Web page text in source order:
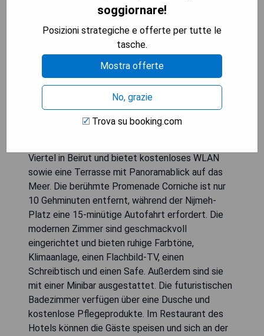
Viertel in Beirut und bietet kostenloses WLAN
sowie eine Terrasse mit Panoramablick auf das
Meer. Die berühmte Promenade Corniche ist nur
10 Gehminuten entfernt, während der Nijmeh-
Platz eine 15-minütige Autofahrt erfordert. Die
modernen Zimmer sind geschmackvoll
eingerichtet und bieten ruhige Farbtöne,
Klimaanlage, einen Flachbild-TV, einen
Schreibtisch und einen Safe. Außerdem sind sie
mit einer Minibar ausgestattet. Die futuristischen
Badezimmer verfügen über eine Dusche und
kostenlose Pflegeprodukte. Im Restaurant des
Hotels können die Gäste speisen und sich an der
soggiornare!
Posizioni strategiche e offerte per tutte le
tasche.
Mostra offerte
No, grazie
Trova su booking.com